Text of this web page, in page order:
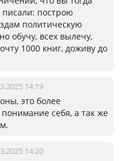
построю
политическую
обучу, всех вылечу,
1000 книг, доживу до
14:19
это более
понимание себя, а так же
14:20